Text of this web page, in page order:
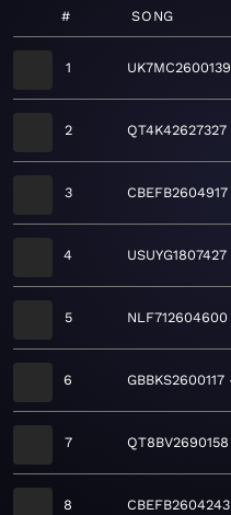
# SONG
1 UK7MC2600139
2 QT4K42627327
3 CBEFB2604917
4 USUYG1807427
5 NLF712604600
6 GBBKS2600117
7 QT8BV2690158
8 CBEFB2604243